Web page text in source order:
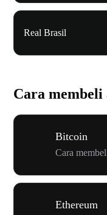
Real Brasil
Cara
Bitcoin
Cara
Ethereum